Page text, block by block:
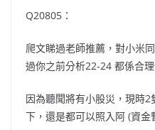
Q20805：
爬文睇過老師推薦，對小米
過你之前分析22-24 都係合
因為聽聞將有小股災，現時
下，還是都可以照入阿 (資